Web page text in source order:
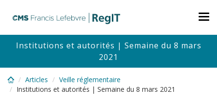
content
Institutions et autorités | Semaine du 8 mars
2021
Articles
Veille réglementaire
Institutions et autorités | Semaine du 8 mars 2021